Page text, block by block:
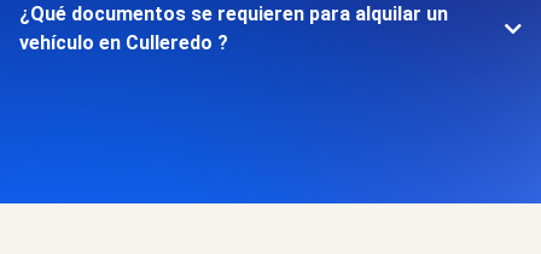
¿Qué documentos se requieren para alquilar un
vehículo en Culleredo ?